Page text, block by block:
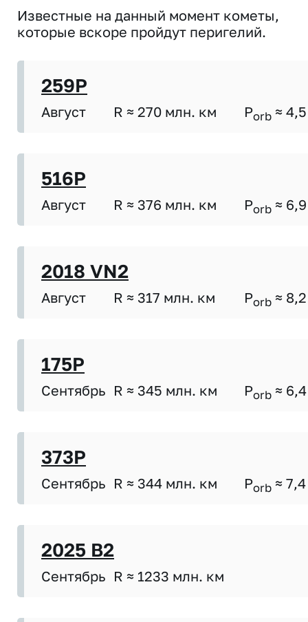
Известные на данный момент кометы,
которые вскоре пройдут перигелий.
259P
Август R ≈ 270 млн. км Porb ≈ 4,5
516P
Август R ≈ 376 млн. км Porb ≈ 6,9
2018 VN2
Август R ≈ 317 млн. км Porb ≈ 8,2
175P
Сентябрь R ≈ 345 млн. км Porb ≈ 6,4
373P
Сентябрь R ≈ 344 млн. км Porb ≈ 7,4
2025 B2
Сентябрь R ≈ 1233 млн. км